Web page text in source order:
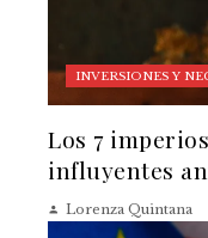
INVERSIONES Y
Los 7
influyentes
Lorenza Quintana